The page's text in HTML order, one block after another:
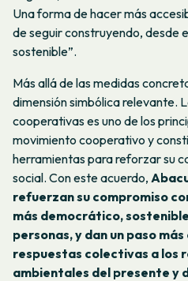
Una forma de hacer más
de seguir construyendo, desde
sostenible”.
Más allá de las medidas
dimensión simbólica relevante.
cooperativas es uno de los
movimiento cooperativo y
herramientas para reforzar su
social. Con este acuerdo,
refuerzan su compromiso
más democrático,
personas, y dan un paso
respuestas colectivas a los
ambientales del presente y